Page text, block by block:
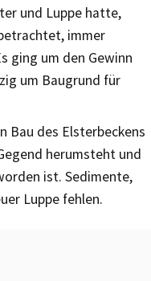
und Luppe hatte,
immer
ging um den Gewinn
um Baugrund für
Bau des Elsterbeckens
herumsteht und
ist. Sedimente,
Luppe fehlen.